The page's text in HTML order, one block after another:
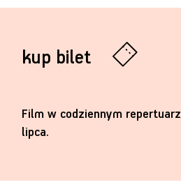
kup bilet
Film w codziennym
lipca.